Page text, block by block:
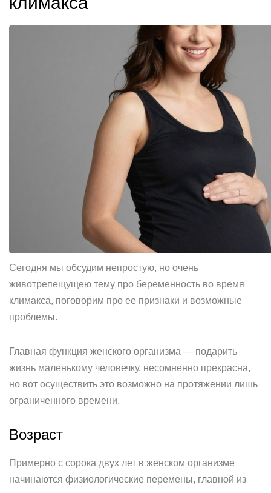
Сегодня мы обсудим непростую, но очень
животрепещущею тему про беременность во время
климакса, поговорим про ее признаки и возможные
проблемы.
Главная функция женского организма — подарить
жизнь маленькому человечку, несомненно прекрасна,
но вот осуществить это возможно на протяжении лишь
ограниченного времени.
Возраст
Примерно с сорока двух лет в женском организме
начинаются физиологические перемены, главной из